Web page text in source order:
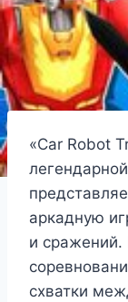
«Car Robot
аркадную
и
схватки